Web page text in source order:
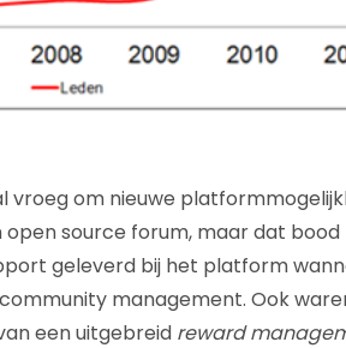
vroeg om nieuwe
source forum, maar dat bood
geleverd bij het platform
management. Ook
een uitgebreid reward